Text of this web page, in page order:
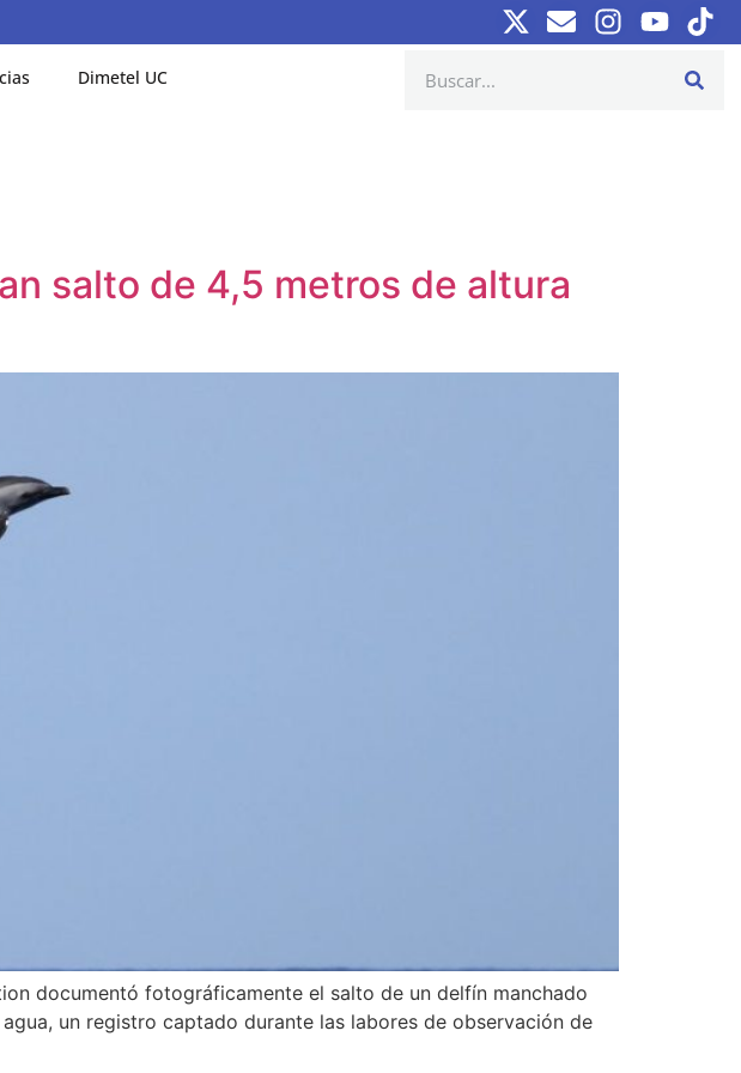
Dimetel UC
salto de 4,5 metros de altura
documentó fotográficamente el salto de un delfín manchado
un registro captado durante las labores de observación de